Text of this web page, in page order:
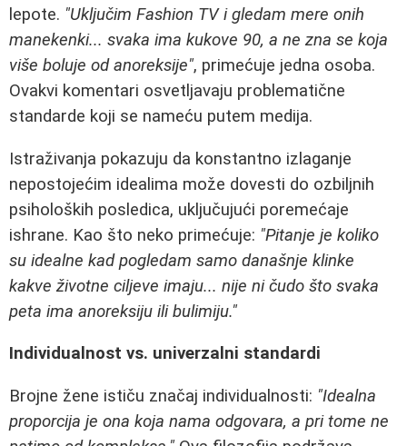
lepote. "Uključim Fashion TV i gledam mere onih
manekenki... svaka ima kukove 90, a ne zna se koja
više boluje od anoreksije", primećuje jedna osoba.
Ovakvi komentari osvetljavaju problematične
standarde koji se nameću putem medija.
Istraživanja pokazuju da konstantno izlaganje
nepostojećim idealima može dovesti do ozbiljnih
psiholoških posledica, uključujući poremećaje
ishrane. Kao što neko primećuje: "Pitanje je koliko
su idealne kad pogledam samo današnje klinke
kakve životne ciljeve imaju... nije ni čudo što svaka
peta ima anoreksiju ili bulimiju."
Individualnost vs. univerzalni standardi
Brojne žene ističu značaj individualnosti: "Idealna
proporcija je ona koja nama odgovara, a pri tome ne